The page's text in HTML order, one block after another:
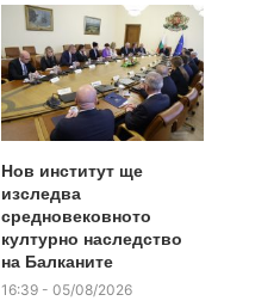
Нов институт ще
изследва
средновековното
културно наследство
на Балканите
16:39 - 05/08/2026